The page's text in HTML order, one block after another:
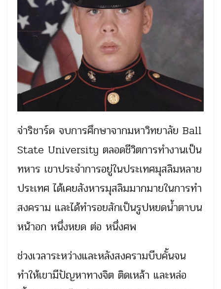
จ่าริชาร์ด จบการศึกษาจากมหาวิทยาลัย Ball
State University ตลอดชีวิตการทำงานเป็น
ทหาร เขาประจำการอยู่ในประเทศมุสลิมหลาย
ประเทศ ได้เคยสังหารมุสลิมมากมายในการทำ
สงคราม และได้ทำรอยสักเป็นรูปหยดน้ำตาบน
หน้าอก หนึ่งหยด ต่อ หนึ่งศพ
ช่วงเวลาระหว่างและหลังสงครามบีบคั้นจน
ทำให้เขามีปัญหาทางจิต ติดเหล้า และหล่อ